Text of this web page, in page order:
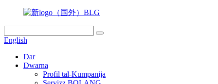
English
Dar
Dwarna
Profil tal-Kumpanija